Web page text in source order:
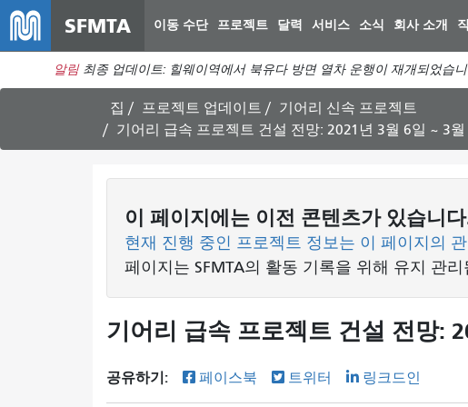
SFMTA 이동 수단 프로젝트 달력 서비스 소식 회사 소개
알림 최종 업데이트: 힐웨이역에서 북유다 방면 열차 운행이 재개되었습
집 프로젝트 업데이트
기어리 신속 프로젝트
기어리 급속 프로젝트 건설 전망: 2021년 3월 6일 ~ 3월
이 페이지에는 이전 콘텐츠가 있습니
현재 진행 중인 프로젝트 정보는 이 페이지의
페이지는 SFMTA의 활동 기록을 위해 유지 관리
기어리 급속 프로젝트 건설 전망:
공유하기: 페이스북 트위터 링크드인